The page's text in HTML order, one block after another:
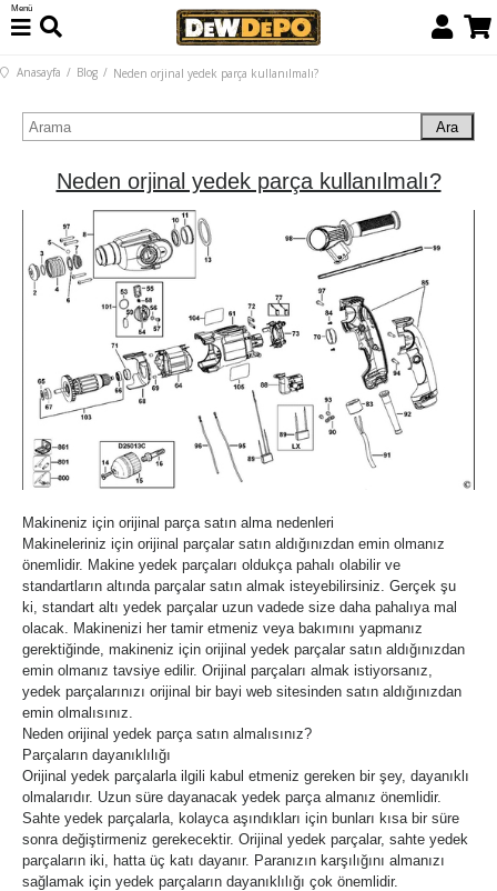
Menü
Anasayfa Blog Neden orjinal yedek parça kullanılmalı?
Ara
Neden orjinal yedek parça kullanılmalı?
Makineniz için orijinal parça satın alma nedenleri
Makineleriniz için orijinal parçalar satın aldığınızdan emin olmanız
önemlidir. Makine yedek parçaları oldukça pahalı olabilir ve
standartların altında parçalar satın almak isteyebilirsiniz. Gerçek şu
ki, standart altı yedek parçalar uzun vadede size daha pahalıya mal
olacak. Makinenizi her tamir etmeniz veya bakımını yapmanız
gerektiğinde, makineniz için orijinal yedek parçalar satın aldığınızdan
emin olmanız tavsiye edilir. Orijinal parçaları almak istiyorsanız,
yedek parçalarınızı orijinal bir bayi web sitesinden satın aldığınızdan
emin olmalısınız.
Neden orijinal yedek parça satın almalısınız?
Parçaların dayanıklılığı
Orijinal yedek parçalarla ilgili kabul etmeniz gereken bir şey, dayanıklı
olmalarıdır. Uzun süre dayanacak yedek parça almanız önemlidir.
Sahte yedek parçalarla, kolayca aşındıkları için bunları kısa bir süre
sonra değiştirmeniz gerekecektir. Orijinal yedek parçalar, sahte yedek
parçaların iki, hatta üç katı dayanır. Paranızın karşılığını almanızı
sağlamak için yedek parçaların dayanıklılığı çok önemlidir.